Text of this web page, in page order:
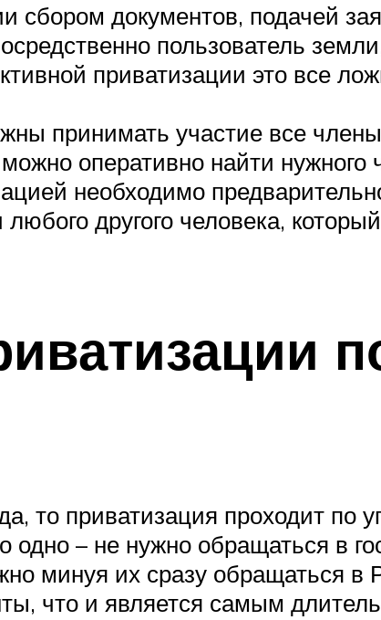
сбором документов, подачей
пользователь
приватизации это все
принимать участие все
оперативно найти нужного
необходимо
другого человека,
то приватизация проходит по
одно – не нужно обращаться в
минуя их сразу обращаться в
что и является самым